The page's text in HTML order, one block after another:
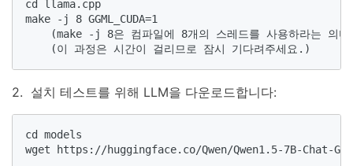
cd llama.cpp
make -j 8 GGML_CUDA=1
(make -j 8은 컴파일에 8개의 스레드를 사용하라는 의
    (이 과정은 시간이 걸리므로 잠시 기다려주세요.)
2. 설치 테스트를 위해 LLM을 다운로드합니다:
cd models
wget https://huggingface.co/Qwen/Qwen1.5-7B-Chat-